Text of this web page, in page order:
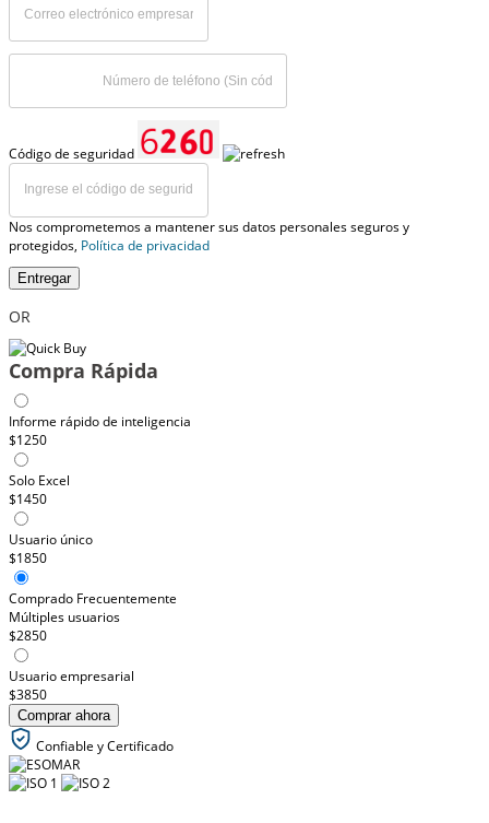
Código de seguridad
Nos comprometemos a mantener sus datos personales seguros y
protegidos, Política de privacidad
Entregar
OR
Compra Rápida
Informe rápido de inteligencia
$1250
Solo Excel
$1450
Usuario único
$1850
Comprado Frecuentemente
Múltiples usuarios
$2850
Usuario empresarial
$3850
Comprar ahora
Confiable y Certificado